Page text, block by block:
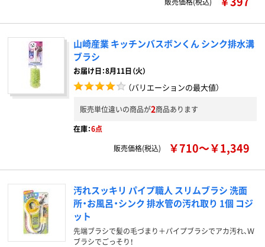
山崎産業 キッチンバスボンくん シンク排水溝
ブラシ
お届け日：8月11日（火）
（バリエーションの最大値）
販売単位違いの商品が2商品あります
在庫：6点
販売価格(税込)
￥710～￥1,349
汚れスッキリ パイプ職人 スリムブラシ 洗面
所・お風呂・シンク 排水管の汚れ取り 1個 コジ
ット
先端ブラシで髪の毛づまり＋パイプブラシでアカ汚れ、Ｗ
ブラシでごっそり！